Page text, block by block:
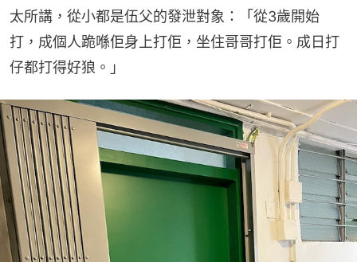
太所講，從小都是伍父的發泄對象：「從3歲開始
打，成個人跪喺佢身上打佢，坐住哥哥打佢。成日打
仔都打得好狼。」